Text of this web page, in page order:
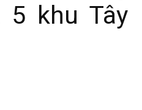
khu Tây